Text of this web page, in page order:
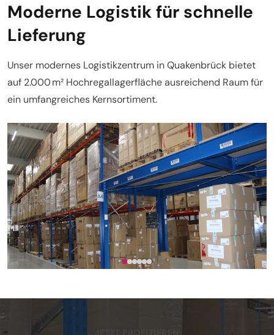
Moderne Logistik für schnelle
Lieferung
Unser modernes Logistikzentrum in Quakenbrück bietet
auf 2.000 m² Hochregallagerfläche ausreichend Raum für
ein umfangreiches Kernsortiment.